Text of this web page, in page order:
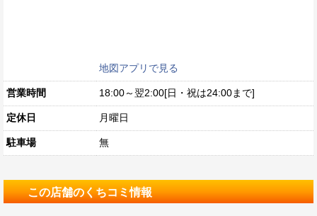
地図アプリで見る
営業時間 18:00～翌2:00[日・祝は24:00まで]
定休日 月曜日
駐車場 無
この店舗のくちコミ情報